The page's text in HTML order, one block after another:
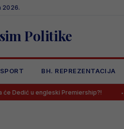
2026.
Politike
SPORT BH. REPREZENTACIJA
Premiership?! Donesena